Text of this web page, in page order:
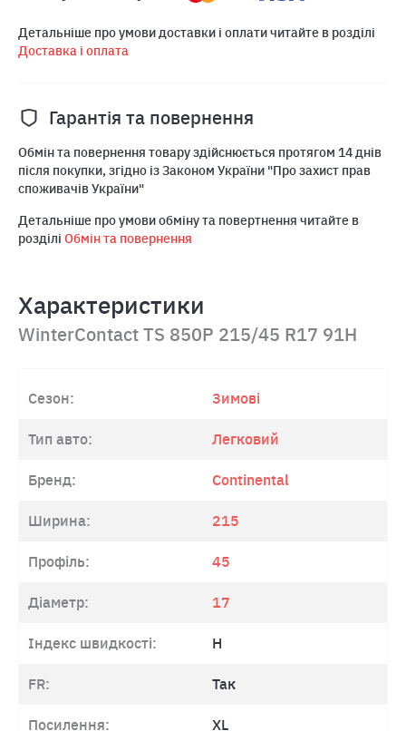
Детальніше про умови доставки і оплати читайте в розділі
Доставка і оплата
Гарантія та повернення
Обмін та повернення товару здійснюється протягом 14 днів
після покупки, згідно із Законом України "Про захист прав
споживачів України"
Детальніше про умови обміну та повертнення читайте в
розділі Обмін та повернення
Характеристики
WinterContact TS 850P 215/45 R17 91H
Сезон: Зимові
Тип авто: Легковий
Бренд: Continental
Ширина: 215
Профіль: 45
Діаметр: 17
Індекс швидкості: H
FR: Так
Посилення: XL